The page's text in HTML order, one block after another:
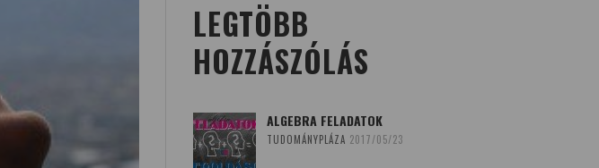
LEGTÖBB
HOZZÁSZÓLÁS
ALGEBRA FELADATOK
TUDOMÁNYPLÁZA 2017/05/23